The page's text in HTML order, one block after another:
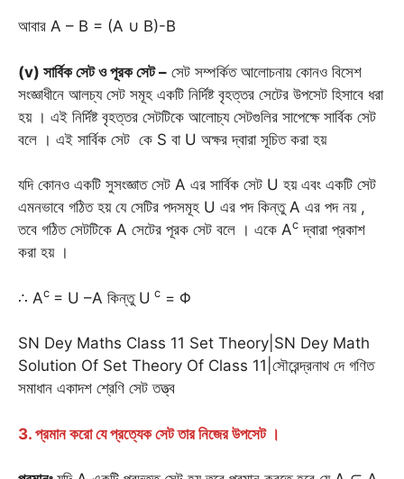
আবার A – B = (A ∪ B)-B
(v) সার্বিক সেট ও পূরক সেট – সেট সম্পর্কিত আলোচনায় কোনও বিসেশ
সংজ্ঞাধীনে আলচ্য সেট সমূহ একটি নির্দিষ্ট বৃহত্তর সেটের উপসেট হিসাবে ধরা
হয় । এই নির্দিষ্ট বৃহত্তর সেটটিকে আলোচ্য সেটগুলির সাপেক্ষে সার্বিক সেট
বলে । এই সার্বিক সেট কে S বা U অক্ষর দ্বারা সূচিত করা হয়
যদি কোনও একটি সুসংজ্ঞাত সেট A এর সার্বিক সেট U হয় এবং একটি সেট
এমনভাবে গঠিত হয় যে সেটির পদসমূহ U এর পদ কিন্তু A এর পদ নয় ,
তবে গঠিত সেটটিকে A সেটের পূরক সেট বলে । একে Ac দ্বারা প্রকাশ
করা হয় ।
∴ Ac = U –A কিন্তু U c = Φ
SN Dey Maths Class 11 Set Theory|SN Dey Math
Solution Of Set Theory Of Class 11|সৌরেন্দ্রনাথ দে গণিত
সমাধান একাদশ শ্রেণি সেট তত্ত্ব
3. প্রমান করো যে প্রত্যেক সেট তার নিজের উপসেট ।